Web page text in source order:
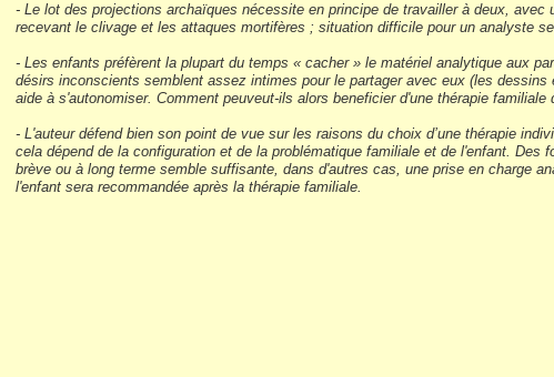
- Le lot des projections archaïques nécessite en principe de travailler à deux, avec
recevant le clivage et les attaques mortifères ; situation difficile pour un analyste
- Les enfants préfèrent la plupart du temps « cacher » le matériel analytique aux
désirs inconscients semblent assez intimes pour le partager avec eux (les dessins
aide à s'autonomiser. Comment peuveut-ils alors beneficier d'une thérapie familiale
- L'auteur défend bien son point de vue sur les raisons du choix d’une thérapie
cela dépend de la configuration et de la problématique familiale et de l'enfant. Des
brève ou à long terme semble suffisante, dans d'autres cas, une prise en charge
l'enfant sera recommandée après la thérapie familiale.